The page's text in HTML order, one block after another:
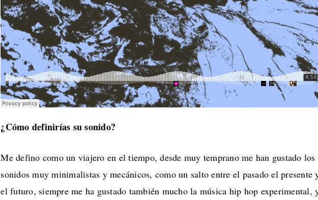
¿Cómo definirías su sonido?
Me defino como un viajero en el tiempo, desde muy temprano me han gustado los
sonidos muy minimalistas y mecánicos, como un salto entre el pasado el presente
el futuro, siempre me ha gustado también mucho la música hip hop experimental,